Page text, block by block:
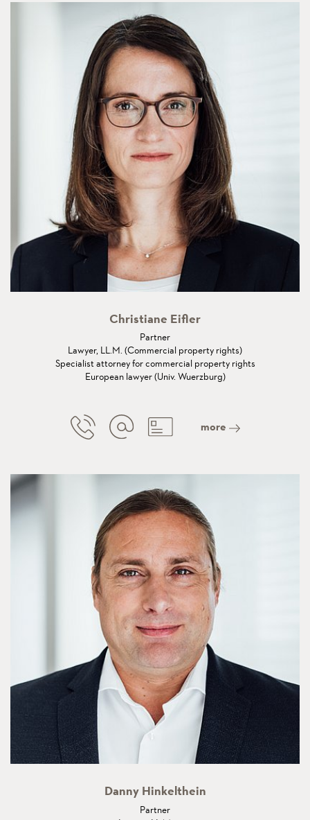
Christiane Eifler
Partner
Lawyer, LL.M. (Commercial property rights)
Specialist attorney for commercial property rights
European lawyer (Univ. Wuerzburg)
more
Danny Hinkelthein
Partner